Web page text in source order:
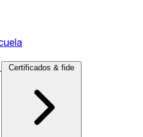
Certificados & fide